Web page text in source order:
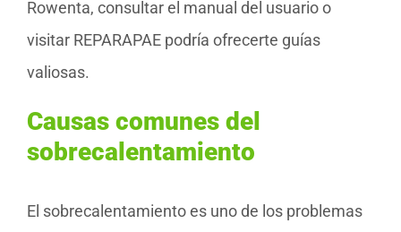
Rowenta, consultar el manual del usuario o
visitar REPARAPAE podría ofrecerte guías
valiosas.
Causas comunes del
sobrecalentamiento
El sobrecalentamiento es uno de los problemas